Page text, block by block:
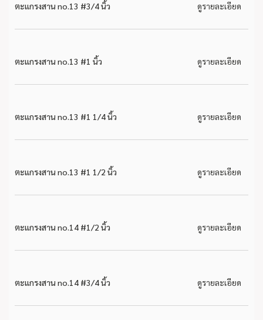
ตะแกรงสาน no.13 #3/4 นิ้ว ดูรายละเอียด
ตะแกรงสาน no.13 #1 นิ้ว ดูรายละเอียด
ตะแกรงสาน no.13 #1 1/4 นิ้ว ดูรายละเอียด
ตะแกรงสาน no.13 #1 1/2 นิ้ว ดูรายละเอียด
ตะแกรงสาน no.14 #1/2 นิ้ว ดูรายละเอียด
ตะแกรงสาน no.14 #3/4 นิ้ว ดูรายละเอียด